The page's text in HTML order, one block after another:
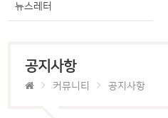
뉴스레터
공지사항
커뮤니티 공지사항